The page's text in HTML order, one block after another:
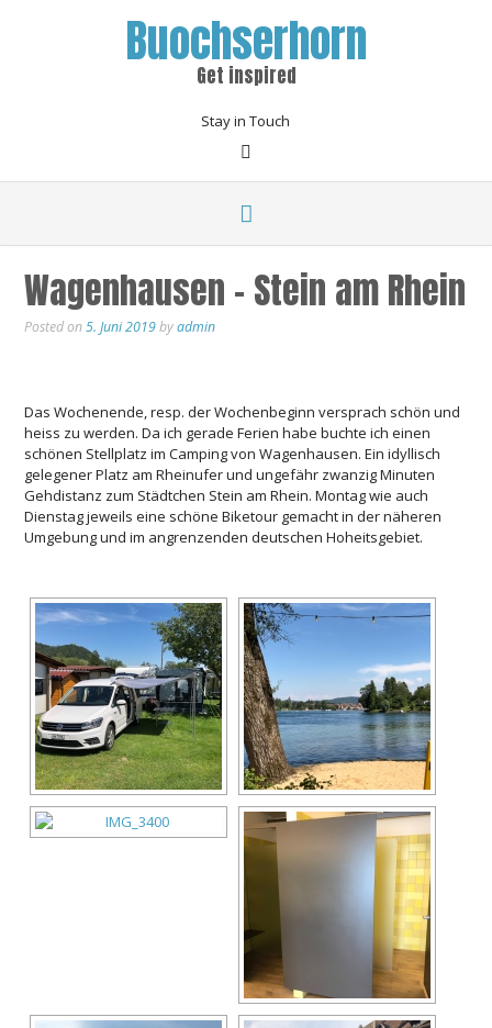
Buochserhorn
Get inspired
Stay in Touch
Wagenhausen – Stein am Rhein
Posted on5. Juni 2019byadmin
Das Wochenende, resp. der Wochenbeginn versprach schön und
heiss zu werden. Da ich gerade Ferien habe buchte ich einen
schönen Stellplatz im Camping von Wagenhausen. Ein idyllisch
gelegener Platz am Rheinufer und ungefähr zwanzig Minuten
Gehdistanz zum Städtchen Stein am Rhein. Montag wie auch
Dienstag jeweils eine schöne Biketour gemacht in der näheren
Umgebung und im angrenzenden deutschen Hoheitsgebiet.